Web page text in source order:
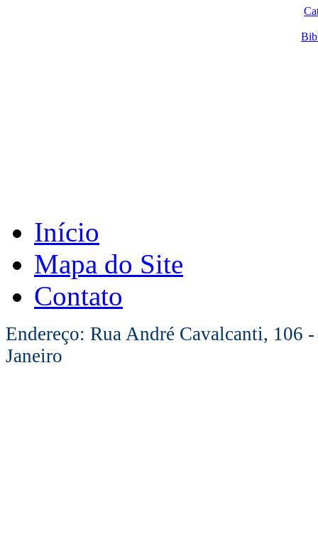
Início
Mapa do Site
Contato
Endereço: Rua André Cavalcanti, 106
Janeiro